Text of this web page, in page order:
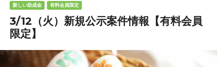
新しい助成金 有料会員限定
3/12（火）新規公示案件情報【有料会員
限定】